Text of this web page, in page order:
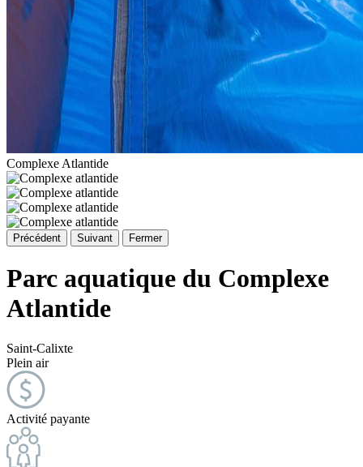
Complexe Atlantide
Précédent Suivant Fermer
Parc aquatique du Complexe
Atlantide
Saint-Calixte
Plein air
Activité payante